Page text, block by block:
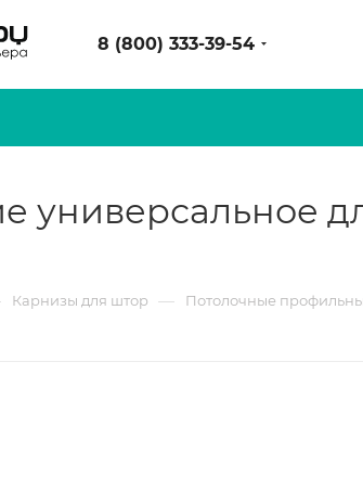
8 (800) 333-39-54
универсальное
Карнизы для штор — Потолочные